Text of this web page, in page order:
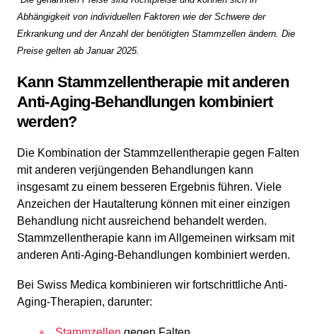
Abhängigkeit von individuellen Faktoren wie der Schwere der
Erkrankung und der Anzahl der benötigten Stammzellen ändern. Die
Preise gelten ab Januar 2025.
Kann Stammzellentherapie mit anderen
Anti-Aging-Behandlungen kombiniert
werden?
Die Kombination der Stammzellentherapie gegen Falten
mit anderen verjüngenden Behandlungen kann
insgesamt zu einem besseren Ergebnis führen. Viele
Anzeichen der Hautalterung können mit einer einzigen
Behandlung nicht ausreichend behandelt werden.
Stammzellentherapie kann im Allgemeinen wirksam mit
anderen Anti-Aging-Behandlungen kombiniert werden.
Bei Swiss Medica kombinieren wir fortschrittliche Anti-
Aging-Therapien, darunter: